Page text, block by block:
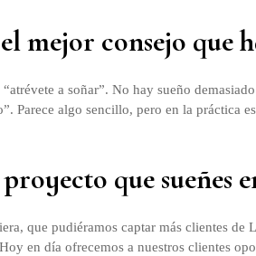
mejor consejo que
a soñar”. No hay sueño
Parece algo sencillo, pero en la práctica
que sueñes
que pudiéramos captar más clientes
en día ofrecemos a nuestros clientes